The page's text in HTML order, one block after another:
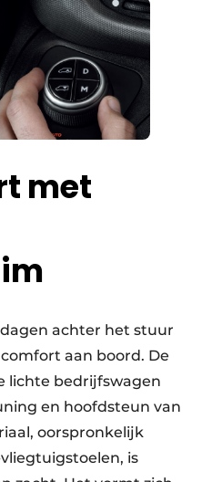
met
achter het stuur
aan boord. De
lichte bedrijfswagen
en hoofdsteun van
oorspronkelijk
is